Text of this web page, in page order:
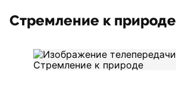
Стремление к природе